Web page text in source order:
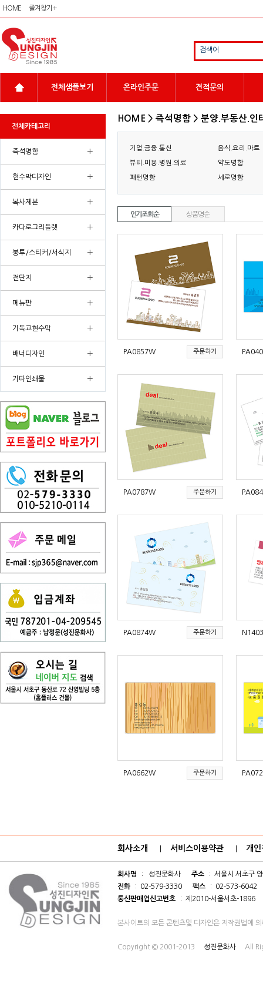
HOME 즐겨찾기 +
검색어
전체샘플보기 온라인주문 견적문의
전체카테고리
즉석명함 +
현수막디자인 +
복사제본 +
카다로그리플렛 +
봉투/스티커/서식지 +
전단지 +
메뉴판 +
기독교현수막 +
배너디자인 +
기타인쇄물 +
HOME > 즉석명함 > 분양.부동산.인
기업.금융.통신 음식.요리.마트
뷰티.미용.병원.의료 약도명함
패턴명함 세로명함
인기조회순 상품명순
PA0857W 주문하기
PA0787W 주문하기
PA0874W 주문하기
PA0662W 주문하기
회사소개 서비스이용약관 개인
회사명 : 성진문화사 주소
: 서울시 서초구
전화
: 02-579-3330 팩스
: 02-573-6042
통신판매업신고번호
: 제2010-서울서초-1896
본사이트의 모든 콘텐츠및 디자인은 저작권법에
Copyright © 2001-2013 성진문화사 All